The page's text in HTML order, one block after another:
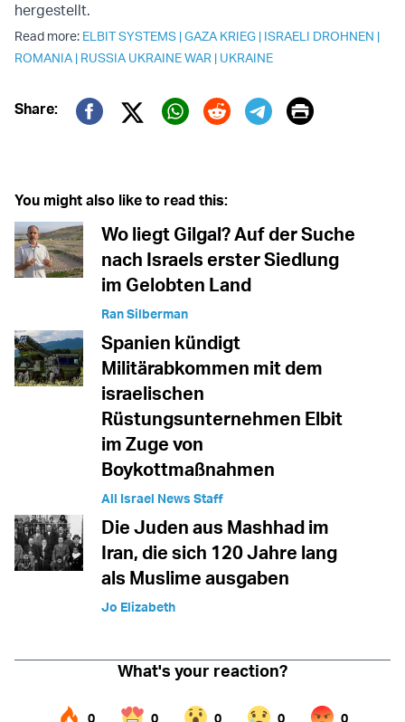
hergestellt.
Read more: ELBIT SYSTEMS |GAZA KRIEG | ISRAELI DROHNEN |
ROMANIA | RUSSIA UKRAINE WAR | UKRAINE
Share:
Twitter (X)
Print
You might also like to read this:
Wo liegt Gilgal? Auf der Suche
nach Israels erster Siedlung
im Gelobten Land
Ran Silberman
Spanien kündigt
Militärabkommen mit dem
israelischen
Rüstungsunternehmen Elbit
im Zuge von
Boykottmaßnahmen
All Israel News Staff
Die Juden aus Mashhad im
Iran, die sich 120 Jahre lang
als Muslime ausgaben
Jo Elizabeth